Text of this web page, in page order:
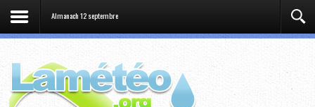
Almanach 12 septembre